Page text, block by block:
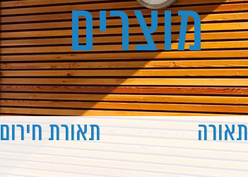
מוצרים
תאורה תאורת חירום